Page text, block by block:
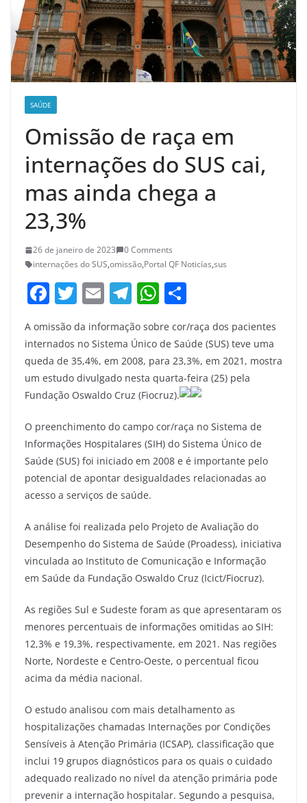
SAÚDE
Omissão de raça em
internações do SUS cai,
mas ainda chega a
23,3%
26 de janeiro de 2023
0 Comments
internações do SUS,omissão,Portal QF Noticías,sus
F
a
c
e
b
o
o
k
T
w
itt
er
E
ai
l
T
el
e
gr
a
m
W
at
s
A
p
p
ar
e
A omissão da informação sobre cor/raça dos pacientes
internados no Sistema Único de Saúde (SUS) teve uma
queda de 35,4%, em 2008, para 23,3%, em 2021, mostra
um estudo divulgado nesta quarta-feira (25) pela
Fundação Oswaldo Cruz (Fiocruz).
O preenchimento do campo cor/raça no Sistema de
Informações Hospitalares (SIH) do Sistema Único de
Saúde (SUS) foi iniciado em 2008 e é importante pelo
potencial de apontar desigualdades relacionadas ao
acesso a serviços de saúde.
A análise foi realizada pelo Projeto de Avaliação do
Desempenho do Sistema de Saúde (Proadess), iniciativa
vinculada ao Instituto de Comunicação e Informação
em Saúde da Fundação Oswaldo Cruz (Icict/Fiocruz).
As regiões Sul e Sudeste foram as que apresentaram os
menores percentuais de informações omitidas ao SIH:
12,3% e 19,3%, respectivamente, em 2021. Nas regiões
Norte, Nordeste e Centro-Oeste, o percentual ficou
acima da média nacional.
O estudo analisou com mais detalhamento as
hospitalizações chamadas Internações por Condições
Sensíveis à Atenção Primária (ICSAP), classificação que
inclui 19 grupos diagnósticos para os quais o cuidado
adequado realizado no nível da atenção primária pode
prevenir a internação hospitalar. Segundo a pesquisa,